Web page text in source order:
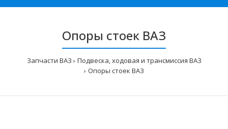
Опоры стоек ВАЗ
Запчасти ВАЗ
Подвеска, ходовая и трансмиссия ВАЗ
Опоры стоек ВАЗ